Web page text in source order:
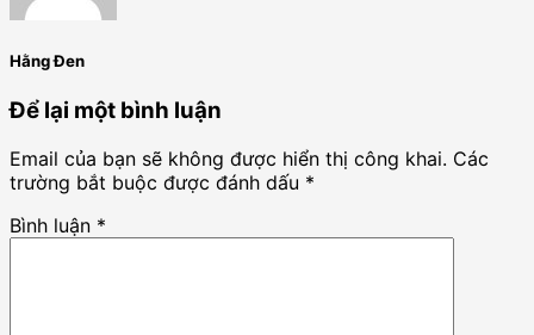
Hằng Đen
Để lại một bình luận
Email của bạn sẽ không được hiển thị công khai. Các
trường bắt buộc được đánh dấu *
Bình luận *